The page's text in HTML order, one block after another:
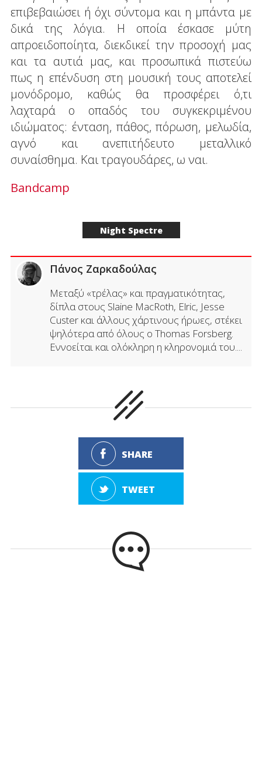
επιβεβαιώσει ή όχι σύντομα και η μπάντα με
δικά της λόγια. Η οποία έσκασε μύτη
απροειδοποίητα, διεκδικεί την προσοχή μας
και τα αυτιά μας, και προσωπικά πιστεύω
πως η επένδυση στη μουσική τους αποτελεί
μονόδρομο, καθώς θα προσφέρει ό,τι
λαχταρά ο οπαδός του συγκεκριμένου
ιδιώματος: ένταση, πάθος, πόρωση, μελωδία,
αγνό και ανεπιτήδευτο μεταλλικό
συναίσθημα. Και τραγουδάρες, ω ναι.
Bandcamp
Night Spectre
Πάνος Ζαρκαδούλας
Μεταξύ «τρέλας» και πραγματικότητας,
δίπλα στους Slaine MacRoth, Elric, Jesse
Custer και άλλους χάρτινους ήρωες, στέκει
ψηλότερα από όλους ο Thomas Forsberg.
Εννοείται και ολόκληρη η κληρονομιά του....
SHARE
TWEET